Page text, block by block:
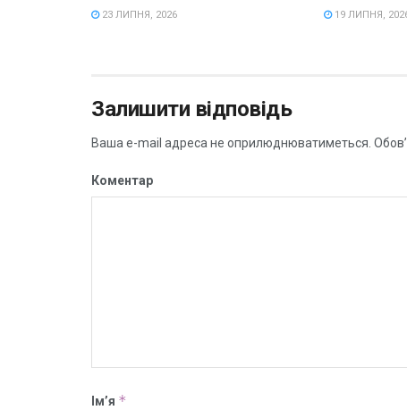
23 ЛИПНЯ, 2026 19 ЛИПНЯ,
Залишити відповідь
Ваша e-mail адреса не оприлюднюватиметься.
Коментар
Ім’я *